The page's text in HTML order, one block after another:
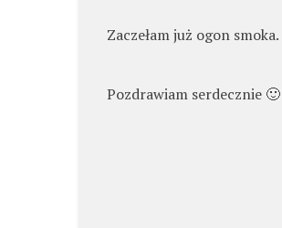
Zaczełam już ogon smoka.
Pozdrawiam serdecznie 🙂